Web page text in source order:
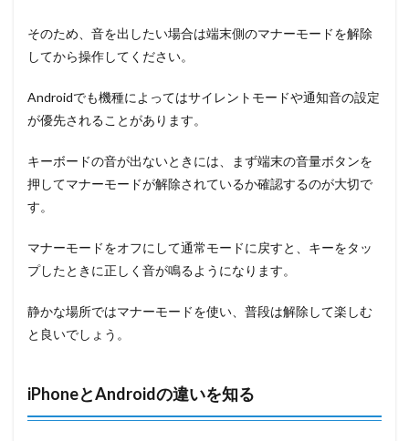
そのため、音を出したい場合は端末側のマナーモードを解除
してから操作してください。
Androidでも機種によってはサイレントモードや通知音の設定
が優先されることがあります。
キーボードの音が出ないときには、まず端末の音量ボタンを
押してマナーモードが解除されているか確認するのが大切で
す。
マナーモードをオフにして通常モードに戻すと、キーをタッ
プしたときに正しく音が鳴るようになります。
静かな場所ではマナーモードを使い、普段は解除して楽しむ
と良いでしょう。
iPhoneとAndroidの違いを知る